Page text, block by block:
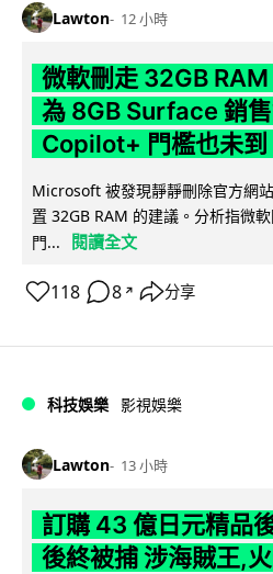
Lawton 12 小時
微軟刪走 32GB
為 8GB Surface 銷
Copilot+ 門檻也未到
Microsoft 被發現靜靜刪除官方網
置 32GB RAM 的建議。分析指微
門...
閱讀全文
118 8 ↗ 分享
科技娛樂 影視娛樂
Lawton 13 小時
訂購 43 億日元精品
後終被捕 涉海賊王,